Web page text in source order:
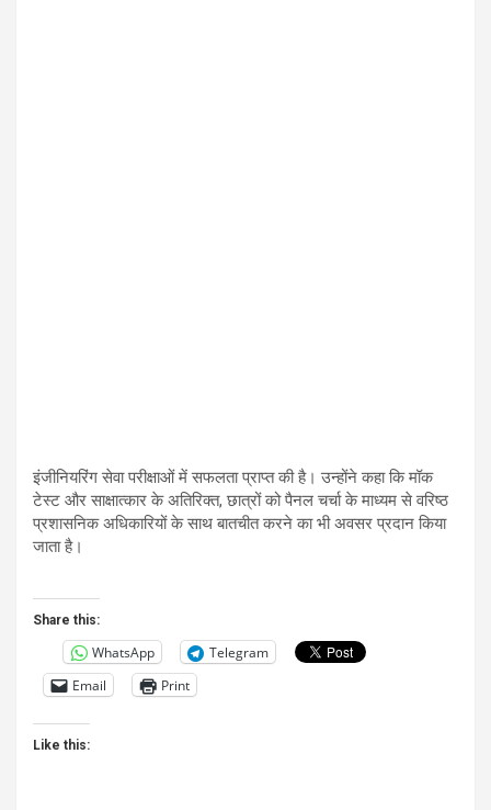
इंजीनियरिंग सेवा परीक्षाओं में सफलता प्राप्त की है। उन्होंने कहा कि मॉक
टेस्ट और साक्षात्कार के अतिरिक्त, छात्रों को पैनल चर्चा के माध्यम से वरिष्ठ
प्रशासनिक अधिकारियों के साथ बातचीत करने का भी अवसर प्रदान किया
जाता है।
Share this:
WhatsApp
Telegram
Email
Print
Like this: